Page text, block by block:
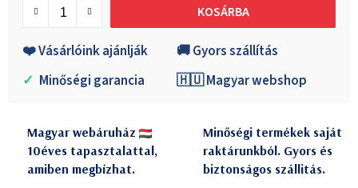
KOSÁRBA
❤️ Vásárlóink ajánlják
🚚 Gyors szállítás
✓ Minőségi garancia 🇭🇺 Magyar webshop
Magyar webáruház
10éves tapasztalattal,
amiben megbízhat.
Minőségi termékek saját
raktárunkból. Gyors és
biztonságos szállitás.